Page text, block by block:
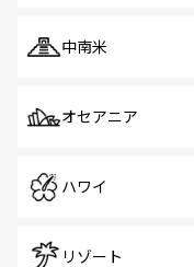
中南米
オセアニア
ハワイ
リゾート